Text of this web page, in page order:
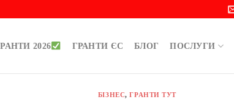
2026 ГРАНТИ ЄС БЛОГ ПОСЛУГИ
БІЗНЕС,ГРАНТИ ТУТ